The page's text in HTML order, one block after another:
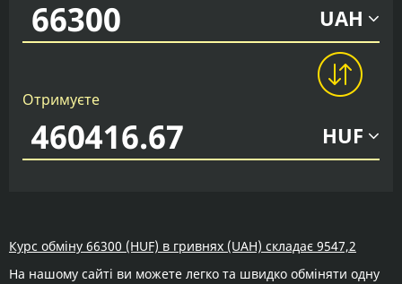
UAH
Отримуєте
HUF
Курс обміну 66300 (HUF) в гривнях (UAH) складає 9547,2
На нашому сайті ви можете легко та швидко обміняти одну